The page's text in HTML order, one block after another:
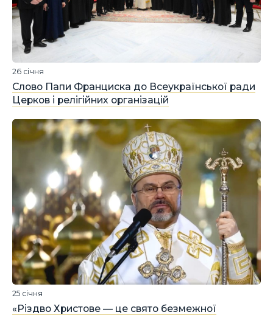
Слово Папи Франциска до Всеукраїнської ради
Церков і релігійних організацій
26 січня
«Різдво Христове — це свято безмежної
25 січня